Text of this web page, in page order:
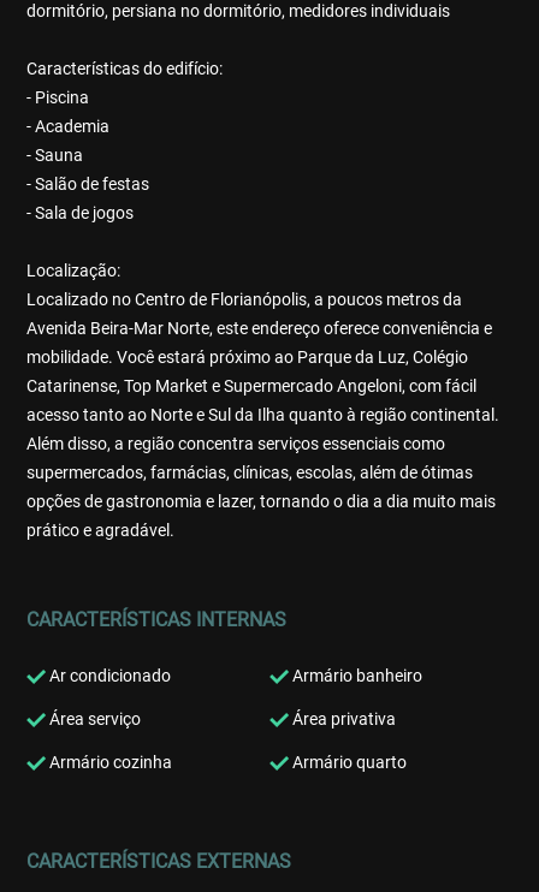
dormitório, persiana no dormitório, medidores individuais
Características do edifício:
- Piscina
- Academia
- Sauna
- Salão de festas
- Sala de jogos
Localização:
Localizado no Centro de Florianópolis, a poucos metros da
Avenida Beira-Mar Norte, este endereço oferece conveniência e
mobilidade. Você estará próximo ao Parque da Luz, Colégio
Catarinense, Top Market e Supermercado Angeloni, com fácil
acesso tanto ao Norte e Sul da Ilha quanto à região continental.
Além disso, a região concentra serviços essenciais como
supermercados, farmácias, clínicas, escolas, além de ótimas
opções de gastronomia e lazer, tornando o dia a dia muito mais
prático e agradável.
CARACTERÍSTICAS INTERNAS
Ar condicionado Armário banheiro
Área serviço Área privativa
Armário cozinha Armário quarto
CARACTERÍSTICAS EXTERNAS